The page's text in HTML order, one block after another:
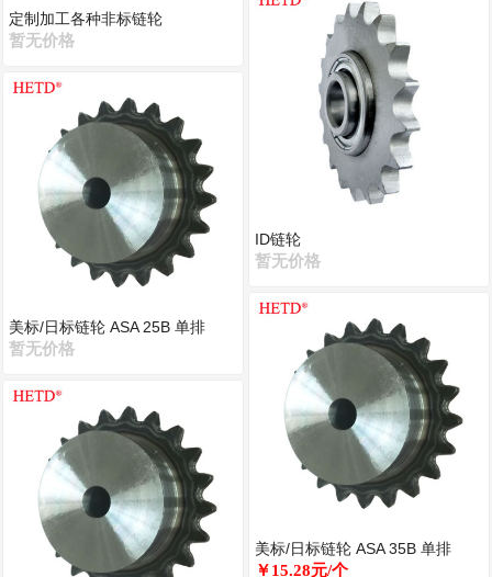
定制加工各种非标链轮
暂无价格
美标/日标链轮 ASA 25B 单排
暂无价格
ID链轮
暂无价格
美标/日标链轮 ASA 35B 单排
￥15.28元/个